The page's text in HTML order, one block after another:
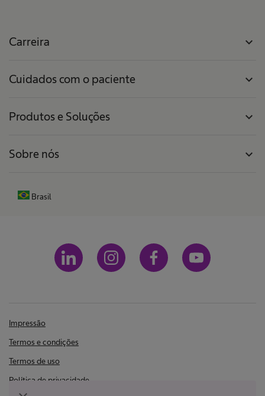
Carreira expand_more
Cuidados com o paciente expand_more
Produtos e Soluções expand_more
Sobre nós expand_more
Brasil
Impressão
Termos e condições
Termos de uso
Política de privacidade